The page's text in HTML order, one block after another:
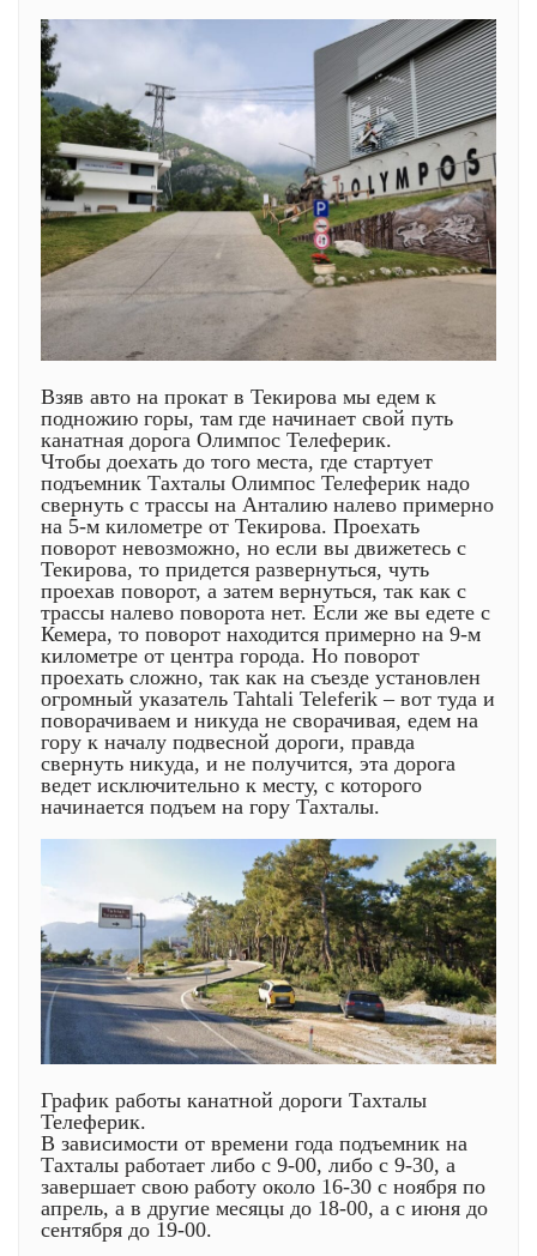
Взяв авто на прокат в Текирова мы едем к
подножию горы, там где начинает свой путь
канатная дорога Олимпос Телеферик.
Чтобы доехать до того места, где стартует
подъемник Тахталы Олимпос Телеферик надо
свернуть с трассы на Анталию налево примерно
на 5-м километре от Текирова. Проехать
поворот невозможно, но если вы движетесь с
Текирова, то придется развернуться, чуть
проехав поворот, а затем вернуться, так как с
трассы налево поворота нет. Если же вы едете с
Кемера, то поворот находится примерно на 9-м
километре от центра города. Но поворот
проехать сложно, так как на съезде установлен
огромный указатель Tahtali Teleferik – вот туда и
поворачиваем и никуда не сворачивая, едем на
гору к началу подвесной дороги, правда
свернуть никуда, и не получится, эта дорога
ведет исключительно к месту, с которого
начинается подъем на гору Тахталы.
График работы канатной дороги Тахталы
Телеферик.
В зависимости от времени года подъемник на
Тахталы работает либо с 9-00, либо с 9-30, а
завершает свою работу около 16-30 с ноября по
апрель, а в другие месяцы до 18-00, а с июня до
сентября до 19-00.